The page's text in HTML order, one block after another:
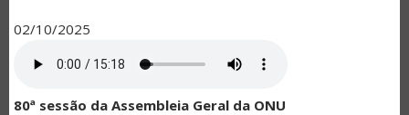
02/10/2025
80ª sessão da Assembleia Geral da ONU